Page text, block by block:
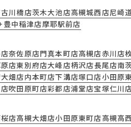
川橋店茨木大池店高槻城西店尼崎
豊中稲津店摩耶駅前店
奈佐原店門真本町店高槻店赤川店
店東別府店大峰店柄沢店長尾店南
大畑店内本町店下溝店塚口店小田原
吹田原町店彩都店浦堂店宝塚仁川
店高槻大畑店小田原東町店高槻高